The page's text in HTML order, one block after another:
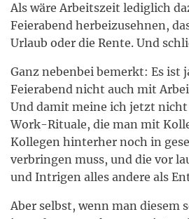
Als wäre Arbeitszeit lediglich
Feierabend herbeizusehnen,
Urlaub oder die Rente. Und
Ganz nebenbei bemerkt: Es ist
Feierabend nicht auch mit
Und damit meine ich jetzt
Work-Rituale, die man mit
Kollegen hinterher noch in
verbringen muss, und die vor
und Intrigen alles andere als
Aber selbst, wenn man diesem